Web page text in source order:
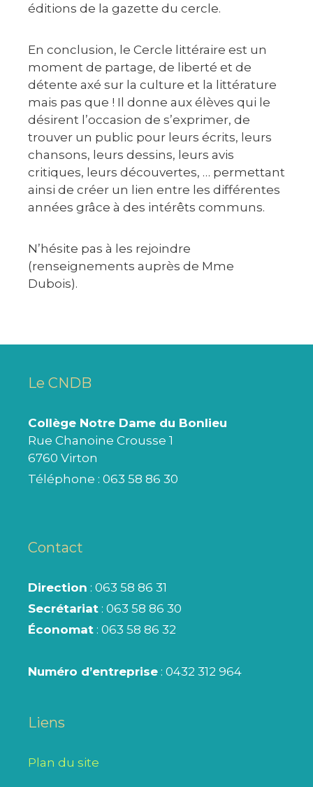
éditions de la gazette du cercle.
En conclusion, le Cercle littéraire est un
moment de partage, de liberté et de
détente axé sur la culture et la littérature
mais pas que ! Il donne aux élèves qui le
désirent l’occasion de s’exprimer, de
trouver un public pour leurs écrits, leurs
chansons, leurs dessins, leurs avis
critiques, leurs découvertes, … permettant
ainsi de créer un lien entre les différentes
années grâce à des intérêts communs.
N’hésite pas à les rejoindre
(renseignements auprès de Mme
Dubois).
Le CNDB
Collège Notre Dame du Bonlieu
Rue Chanoine Crousse 1
6760 Virton
Téléphone : 063 58 86 30
Contact
Direction : 063 58 86 31
Secrétariat : 063 58 86 30
Économat : 063 58 86 32
Numéro d’entreprise : 0432 312 964
Liens
Plan du site